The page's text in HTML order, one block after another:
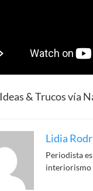
Ideas & Trucos vía
Lidia
Periodista
interiorismo